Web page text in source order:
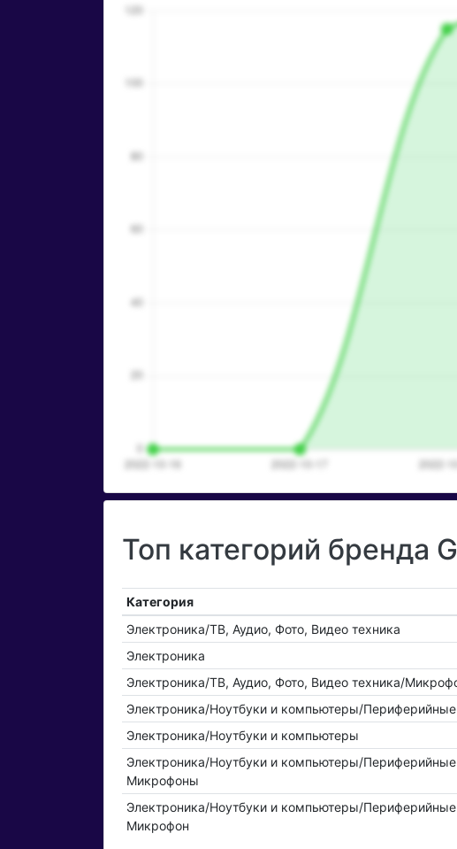
Топ категорий бренда
Категория
Электроника/ТВ, Аудио, Фото, Видео техника
Электроника
Электроника/ТВ, Аудио, Фото, Видео техника/
Электроника/Ноутбуки и компьютеры/
Электроника/Ноутбуки и компьютеры
Электроника/Ноутбуки и компьютеры/
Микрофоны
Электроника/Ноутбуки и компьютеры/
Микрофон